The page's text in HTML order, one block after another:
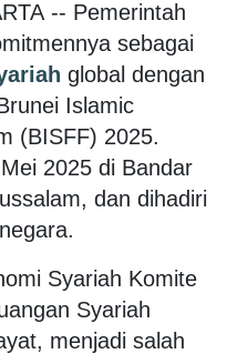
-- Pemerintah
sebagai
global dengan
Islamic
(BISFF) 2025.
2025 di Bandar
dan dihadiri
Syariah Komite
Syariah
menjadi salah